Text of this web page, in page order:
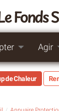
Agir
de Chaleur